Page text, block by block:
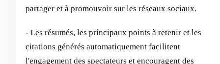
partager et à promouvoir sur les réseaux sociaux.
- Les résumés, les principaux points à retenir et les
citations générés automatiquement facilitent
l'engagement des spectateurs et encouragent des